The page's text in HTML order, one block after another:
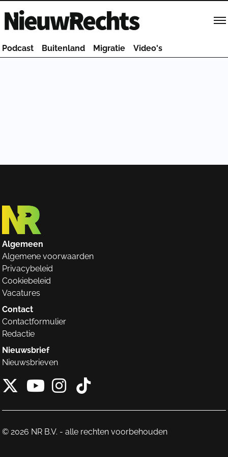
Homepage van NieuwRechts
Podcast Buitenland Migratie Video's
Algemeen
Algemene voorwaarden
Privacybeleid
Cookiebeleid
Vacatures
Contact
Contactformulier
Redactie
Nieuwsbrief
Nieuwsbrieven
X van NieuwRechts
Instagram van
Tiktok van
© 2026 NR B.V. - alle rechten voorbehouden